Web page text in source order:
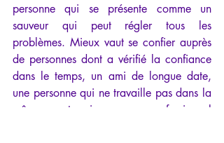
personne qui se présente comme un
sauveur qui peut régler tous les
problèmes. Mieux vaut se confier auprès
de personnes dont a vérifié la confiance
dans le temps, un ami de longue date,
une personne qui ne travaille pas dans la
même entreprise, un professionnel